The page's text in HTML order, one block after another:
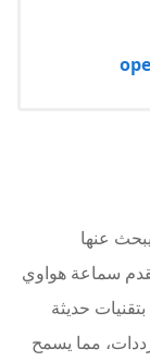
عنها
سماعة هواوي
بتقنيات حديثة
مما يسمح